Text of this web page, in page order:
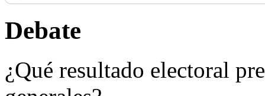
Debate
¿Qué resultado electoral